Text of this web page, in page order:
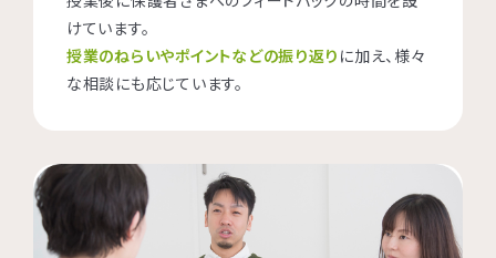
けています。
授業のねらいやポイントなどの振り返り に加え、様々
な相談にも応じています。